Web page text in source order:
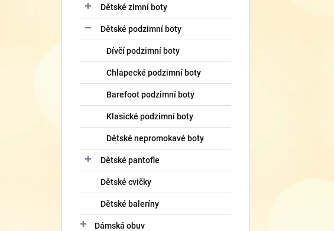
Dětské zimní boty
Dětské podzimní boty
Dívčí podzimní boty
Chlapecké podzimní boty
Barefoot podzimní boty
Klasické podzimní boty
Dětské nepromokavé boty
Dětské pantofle
Dětské cvičky
Dětské baleríny
Dámská obuv